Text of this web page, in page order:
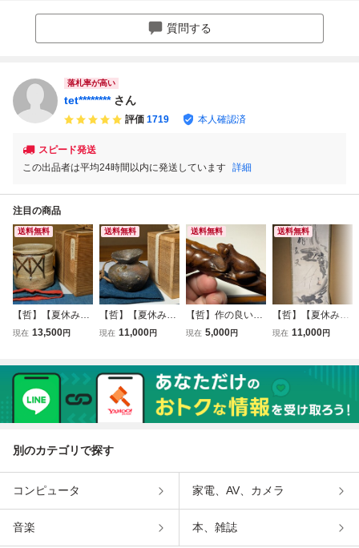
質問する
落札率が高い
tet******** さん
評価 1719 本人確認済
スピード発送
この出品者は平均24時間以内に発送しています 詳細
注目の商品
送料無料
【哲】【夏休み特
別出品】迫力絵付
代）
現在 13,500円
送料無料
【哲】【夏休み特
別出品】可愛らし
現在 11,000円
送料無料
【哲】作の良い木
製蓮の葉にかえる
現在 5,000円
送料無料
【哲】【夏休み特
別出品】【真筆】
現在 11,000円
別のカテゴリで探す
コンピュータ 家電、AV、カメラ
音楽 本、雑誌